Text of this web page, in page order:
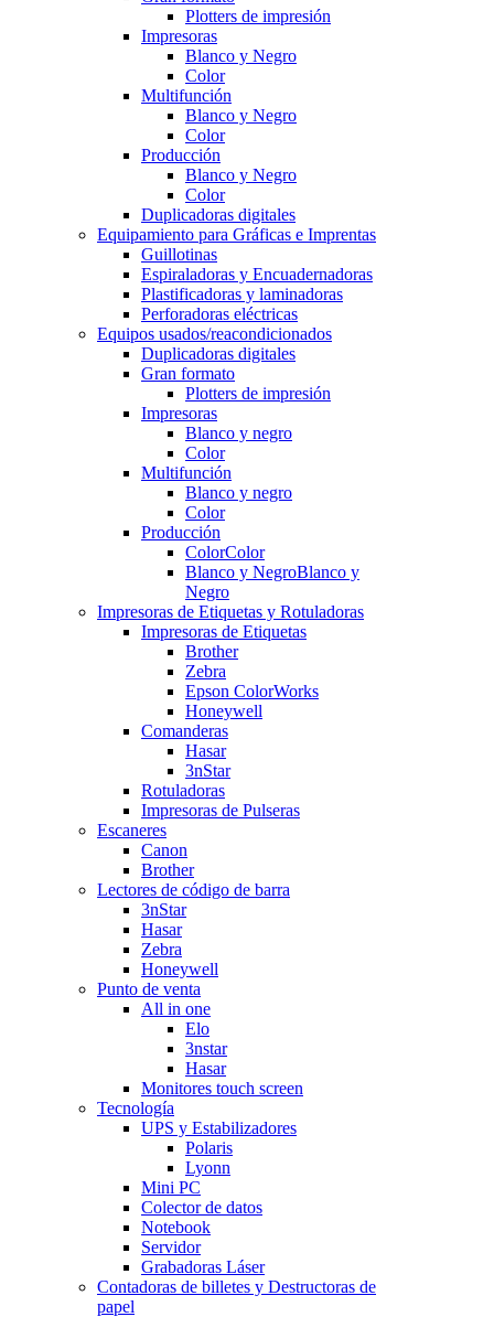
Plotters de impresión
Impresoras
Blanco y Negro
Color
Multifunción
Blanco y Negro
Color
Producción
Blanco y Negro
Color
Duplicadoras digitales
Equipamiento para Gráficas e Imprentas
Guillotinas
Espiraladoras y Encuadernadoras
Plastificadoras y laminadoras
Perforadoras eléctricas
Equipos usados/reacondicionados
Duplicadoras digitales
Gran formato
Plotters de impresión
Impresoras
Blanco y negro
Color
Multifunción
Blanco y negro
Color
Producción
ColorColor
Blanco y NegroBlanco y
Negro
Impresoras de Etiquetas y Rotuladoras
Impresoras de Etiquetas
Brother
Zebra
Epson ColorWorks
Honeywell
Comanderas
Hasar
3nStar
Rotuladoras
Impresoras de Pulseras
Escaneres
Canon
Brother
Lectores de código de barra
3nStar
Hasar
Zebra
Honeywell
Punto de venta
All in one
Elo
3nstar
Hasar
Monitores touch screen
Tecnología
UPS y Estabilizadores
Polaris
Lyonn
Mini PC
Colector de datos
Notebook
Servidor
Grabadoras Láser
Contadoras de billetes y Destructoras de
papel